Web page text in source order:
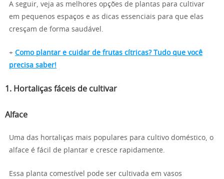
A seguir, veja as melhores opções de plantas para cultivar
em pequenos espaços e as dicas essenciais para que elas
cresçam de forma saudável.
+ Como plantar e cuidar de frutas cítricas? Tudo que você
precisa saber!
1. Hortaliças fáceis de cultivar
Alface
Uma das hortaliças mais populares para cultivo doméstico, o
alface é fácil de plantar e cresce rapidamente.
Essa planta comestível pode ser cultivada em vasos